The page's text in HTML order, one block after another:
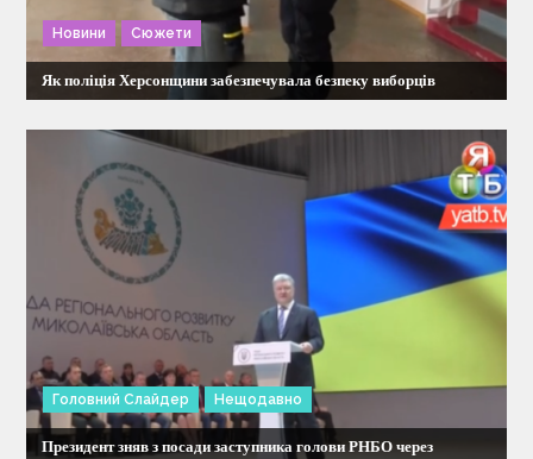
а
п
и
в
Новини Сюжети
Як поліція Херсонщини забезпечувала безпеку виборців
Головний Слайдер Нещодавно
Президент зняв з посади заступника голови РНБО через